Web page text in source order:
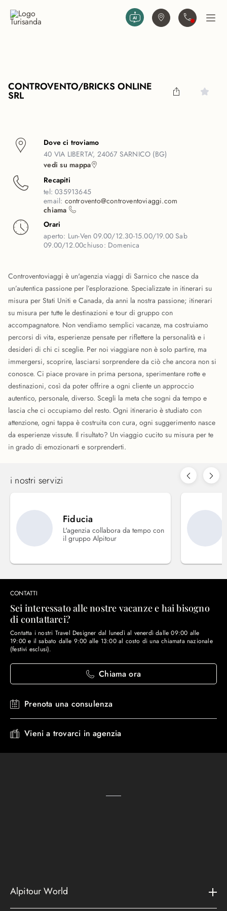
Trova agenziaContattaciApri
CONTROVENTO/BRICKS ONLINE
SRL
Dove ci troviamo
40 VIA LIBERTA', 24067 SARNICO (BG)
vedi su mappa
Recapiti
tel:035913645
email: controvento@controventoviaggi.com
chiama
Orari
aperto: Lun-Ven 09.00/12.30-15.00/19.00 Sab
09.00/12.00chiuso: Domenica
Controventoviaggi è un'agenzia viaggi di Sarnico che nasce da
un’autentica passione per l’esplorazione. Specializzate in itinerari su
misura per Stati Uniti e Canada, da anni la nostra passione; itinerari
su misura per tutte le destinazioni e tour di gruppo con
accompagnatore. Non vendiamo semplici vacanze, ma costruiamo
percorsi di vita, esperienze pensate per riflettere la personalità e i
desideri di chi ci sceglie. Per noi viaggiare non è solo partire, ma
immergersi, scoprire, lasciarsi sorprendere da ciò che ancora non si
conosce. Ci piace provare in prima persona, sperimentare rotte e
destinazioni, così da poter offrire a ogni cliente un approccio
autentico, personale, diverso. Scegli la meta che sogni da tempo e
lascia che ci occupiamo del resto. Ogni itinerario è studiato con
attenzione, ogni tappa è costruita con cura, ogni suggerimento nasce
da esperienze vissute. Il risultato? Un viaggio cucito su misura per te
in grado di emozionarti e sorprenderti.
i nostri servizi
Fiducia
L'agenzia collabora da tempo con
il gruppo Alpitour
CONTATTI
Sei interessato alle nostre vacanze e hai bisogno
di contattarci?
Contatta i nostri Travel Designer dal lunedì al venerdì dalle 09:00 alle
19:00 e il sabato dalle 9:00 alle 13:00 al costo di una chiamata nazionale
(festivi esclusi).
Chiama ora
Prenota una consulenza
Vieni a trovarci in agenzia
Alpitour World